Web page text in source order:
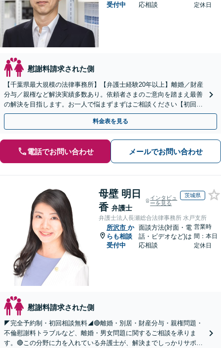
受付中
応相談
定休日
慰謝料請求された側
【千葉県最大規模の法律事務所】【弁護士経験20年以上】離婚／財産
分与／親権など解決実績多数あり。依頼者さまのご意向を踏まえ最善
の解決を目指します。お一人で悩まずまずはご相談ください【初回来
所相談無料】【電話・web面談可】【千葉中央駅5分】
料金表を見る
電話でお問い合わせ メールでお問い合わせ
母壁 明日
香 弁護士
インタビュ
ーを見る
茨城県
弁護士法人長瀬総合法律事務所 水戸支所
所沢市 か
らも相談
受付中
面談方法(対面・電
話・ビデオなど)は
応相談
営業時
間：本日
定休日
慰謝料請求された側
◤完全予約制・初回相談無料◢🔴離婚・別居・財産分与・親権問題・
不倫慰謝料トラブルなど、離婚・男女問題に関するご相談を承りま
す。🔴この分野に力を入れている弁護士が、解決までしっかりサポー